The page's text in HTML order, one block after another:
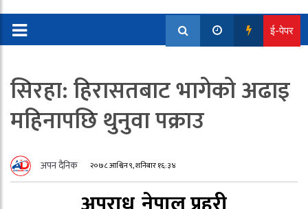
ई-पेपर
सिरहा: हिरासतबाट भागेको अढाइ
महिनापछि थुनुवा पक्राउ
अपन दैनिक २०७८ आश्विन ९, शनिबार १६:३४